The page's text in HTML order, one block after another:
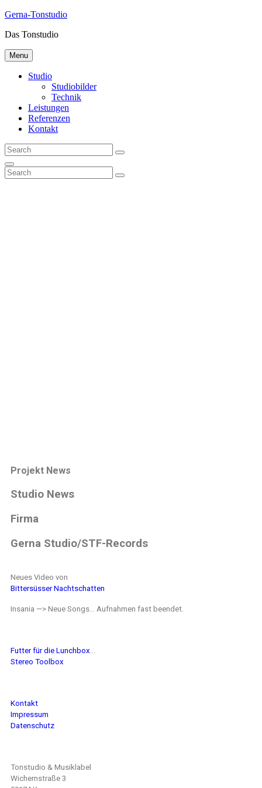
Gerna-Tonstudio
Das Tonstudio
Menu
Studio
Studiobilder
Technik
Leistungen
Referenzen
Kontakt
Projekt News
Studio News
Firma
Gerna Studio/STF-Records
Neues Video von
Bittersüsser Nachtschatten
Insania —> Neue Songs… Aufnahmen fast beendet.
Futter für die Lunchbox
Stereo Toolbox
Kontakt
Impressum
Datenschutz
Tonstudio & Musiklabel
Wichernstraße 3